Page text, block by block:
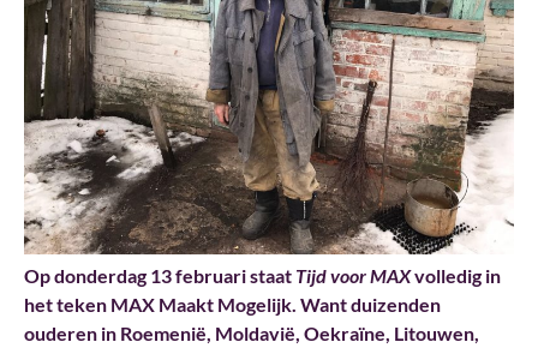
Op donderdag 13 februari staat Tijd voor MAXvolledig in
het teken MAX Maakt Mogelijk. Want duizenden
ouderen in Roemenië, Moldavië, Oekraïne, Litouwen,